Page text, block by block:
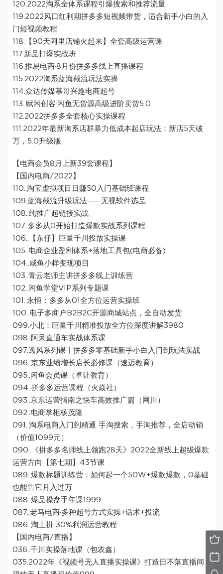
120.2022淘系全体系课程引爆搜索和推荐流量
119.2022风口红利期拼多多短视频带货，适合新手小白的入
门短视频教程
118.【90天阿里店铺火起来】全套高级运营课
117.新品打爆实战班
116.推易电商·8月份拼多多线上直播课程
115.2022淘系蓝海截流玩法实操
114.众达传媒慕哥兴趣电商起号
113..赋闲创客·闲鱼无货源高级进阶卖货5.0
112.2022拼多多全套核心实操课程
111.2022年最新淘系店群暴力低成本起店玩法：新店5天破
万，5.0升级版
【电商会员8月上新39套课程】
【国内电商/2022】
110..淘宝虚拟项目日赚50入门基础班课程
109.蓝海截流升级玩法——无视软件选品
108..纯推广起链接实战
107..多多从0开始打造爆款实战系列课程
106..【东仔】巨量千川投放实操课
105..电商企业盈利体系+落地工具包(电商必备)
104..咸鱼小样变现项目
103..青云老师主讲拼多多线上训练营
102..闲鱼学堂VIP系列专题课
101..永恒：多多从01全方位运营实操班
100..电子多商户B2B2C开源商城站点，全自动发货
099.小北：巨量千川精准投放全方位深度讲解3980
098..阿呆直通车实战体系课
097.逸风系列课丨拼多多零基础新手小白入门到玩法实战
096..京东业绩增长店长必修课（速迈教育）
095..闲鱼会员课（卓让教育）
094..拼多多运营课程（火焱社）
093..京东运营指南之快车高效推广篇（网川）
092..电商掌柜杨茂隆
091..淘系电商入门到精通 手淘搜索，手淘推荐，全店动销
（价值1099元）
090..《拼多多名师线上领跑28天》2022全新线上超级爆款
运营方向【第七期】43节课
089..爆款标题训练营：如何起一个50W+爆款爆款，0基础
也能告它月入过万
088..爆品操盘手年课1999
087..老马电商·多种起号方式实操+话术+投流
086..淘上拼 30%利润运营教程
【国内电商/直播】
036..千川实操落地课（包农鑫）
035.2022年《视频号无人直播实操课》打造日不落直播间